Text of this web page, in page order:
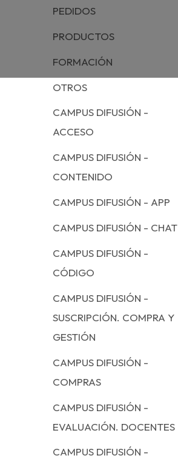
PEDIDOS
PRODUCTOS
FORMACIÓN
OTROS
CAMPUS DIFUSIÓN -
ACCESO
CAMPUS DIFUSIÓN -
CONTENIDO
CAMPUS DIFUSIÓN - APP
CAMPUS DIFUSIÓN - CHAT
CAMPUS DIFUSIÓN -
CÓDIGO
CAMPUS DIFUSIÓN -
SUSCRIPCIÓN. COMPRA Y
GESTIÓN
CAMPUS DIFUSIÓN -
COMPRAS
CAMPUS DIFUSIÓN -
EVALUACIÓN. DOCENTES
CAMPUS DIFUSIÓN -